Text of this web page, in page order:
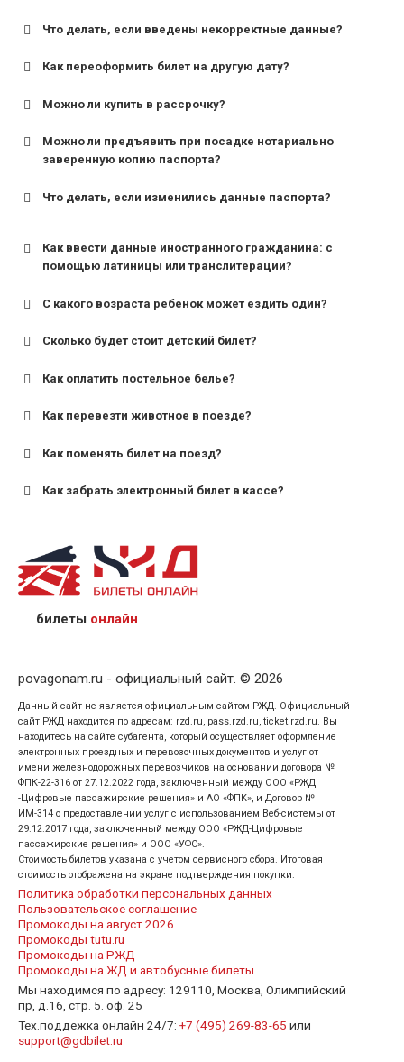
Что делать, если введены некорректные данные?
Как переоформить билет на другую дату?
Можно ли купить в рассрочку?
Можно ли предъявить при посадке нотариально
заверенную копию паспорта?
Что делать, если изменились данные паспорта?
Как ввести данные иностранного гражданина: с
помощью латиницы или транслитерации?
С какого возраста ребенок может ездить один?
для поездов дальнего следования — от 10 лет и
для пригородных поездов — от 7 лет.
Сколько будет стоит детский билет?
Как оплатить постельное белье?
Как перевезти животное в поезде?
Как поменять билет на поезд?
Как забрать электронный билет в кассе?
назвав кассиру 14-значный номер заказа;
предъявив удостоверение личности пассажира, на
кого оформлен билет.
билеты онлайн
povagonam.ru - официальный сайт. © 2026
Данный сайт не является официальным сайтом РЖД. Официальный
сайт РЖД находится по адресам: rzd.ru, pass.rzd.ru, ticket.rzd.ru. Вы
находитесь на сайте субагента, который осуществляет оформление
электронных проездных и перевозочных документов и услуг от
имени железнодорожных перевозчиков на основании договора №
ФПК-22-316 от 27.12.2022 года, заключенный между ООО «РЖД
-Цифровые пассажирские решения» и АО «ФПК», и Договор №
ИМ-314 о предоставлении услуг с использованием Веб-системы от
29.12.2017 года, заключенный между ООО «РЖД-Цифровые
пассажирские решения» и ООО «УФС».
Стоимость билетов указана с учетом сервисного сбора. Итоговая
стоимость отображена на экране подтверждения покупки.
Политика обработки персональных данных
Пользовательское соглашение
Промокоды на август 2026
Промокоды tutu.ru
Промокоды на РЖД
Промокоды на ЖД и автобусные билеты
Мы находимся по адресу: 129110, Москва, Олимпийский
пр, д.16, стр. 5. оф. 25
Тех.поддежка онлайн 24/7: +7 (495) 269-83-65 или
support@gdbilet.ru